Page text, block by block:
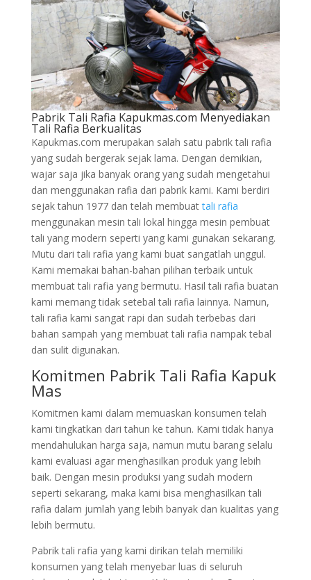
Pabrik Tali Rafia Kapukmas.com Menyediakan
Tali Rafia Berkualitas
Kapukmas.com merupakan salah satu pabrik tali rafia
yang sudah bergerak sejak lama. Dengan demikian,
wajar saja jika banyak orang yang sudah mengetahui
dan menggunakan rafia dari pabrik kami. Kami berdiri
sejak tahun 1977 dan telah membuattali rafia
menggunakan mesin tali lokal hingga mesin pembuat
tali yang modern seperti yang kami gunakan sekarang.
Mutu dari tali rafia yang kami buat sangatlah unggul.
Kami memakai bahan-bahan pilihan terbaik untuk
membuat tali rafia yang bermutu. Hasil tali rafia buatan
kami memang tidak setebal tali rafia lainnya. Namun,
tali rafia kami sangat rapi dan sudah terbebas dari
bahan sampah yang membuat tali rafia nampak tebal
dan sulit digunakan.
Komitmen Pabrik Tali Rafia Kapuk
Mas
Komitmen kami dalam memuaskan konsumen telah
kami tingkatkan dari tahun ke tahun. Kami tidak hanya
mendahulukan harga saja, namun mutu barang selalu
kami evaluasi agar menghasilkan produk yang lebih
baik. Dengan mesin produksi yang sudah modern
seperti sekarang, maka kami bisa menghasilkan tali
rafia dalam jumlah yang lebih banyak dan kualitas yang
lebih bermutu.
Pabrik tali rafia yang kami dirikan telah memiliki
konsumen yang telah menyebar luas di seluruh